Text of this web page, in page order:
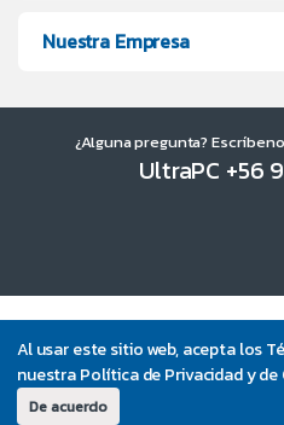
Al usar este sitio web, acepta los
nuestra Política de Privacidad y de
De acuerdo
Nuestra Empresa
¿Alguna pregunta?
UltraPC +56